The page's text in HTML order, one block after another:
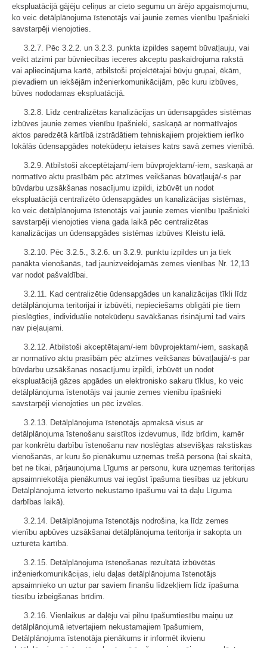
ekspluatācijā gājēju celiņus ar cieto segumu un ārējo apgaismojumu,
ko veic detālplānojuma īstenotājs vai jaunie zemes vienību īpašnieki
savstarpēji vienojoties.
3.2.7. Pēc 3.2.2. un 3.2.3. punkta izpildes saņemt būvatļauju, vai
veikt atzīmi par būvniecības ieceres akceptu paskaidrojuma rakstā
vai apliecinājuma kartē, atbilstoši projektētajai būvju grupai, ēkām,
pievadiem un iekšējām inženierkomunikācijām, pēc kuru izbūves,
būves nododamas ekspluatācijā.
3.2.8. Līdz centralizētas kanalizācijas un ūdensapgādes sistēmas
izbūves jaunie zemes vienību īpašnieki, saskaņā ar normatīvajos
aktos paredzētā kārtībā izstrādātiem tehniskajiem projektiem ierīko
lokālās ūdensapgādes notekūdeņu ietaises katrs savā zemes vienībā.
3.2.9. Atbilstoši akceptētajam/-iem būvprojektam/-iem, saskaņā ar
normatīvo aktu prasībām pēc atzīmes veikšanas būvatļaujā/-s par
būvdarbu uzsākšanas nosacījumu izpildi, izbūvēt un nodot
ekspluatācijā centralizēto ūdensapgādes un kanalizācijas sistēmas,
ko veic detālplānojuma īstenotājs vai jaunie zemes vienību īpašnieki
savstarpēji vienojoties viena gada laikā pēc centralizētas
kanalizācijas un ūdensapgādes sistēmas izbūves Kleistu ielā.
3.2.10. Pēc 3.2.5., 3.2.6. un 3.2.9. punktu izpildes un ja tiek
panākta vienošanās, tad jaunizveidojamās zemes vienības Nr. 12,13
var nodot pašvaldībai.
3.2.11. Kad centralizētie ūdensapgādes un kanalizācijas tīkli līdz
detālplānojuma teritorijai ir izbūvēti, nepieciešams obligāti pie tiem
pieslēgties, individuālie notekūdeņu savākšanas risinājumi tad vairs
nav pieļaujami.
3.2.12. Atbilstoši akceptētajam/-iem būvprojektam/-iem, saskaņā
ar normatīvo aktu prasībām pēc atzīmes veikšanas būvatļaujā/-s par
būvdarbu uzsākšanas nosacījumu izpildi, izbūvēt un nodot
ekspluatācijā gāzes apgādes un elektronisko sakaru tīklus, ko veic
detālplānojuma īstenotājs vai jaunie zemes vienību īpašnieki
savstarpēji vienojoties un pēc izvēles.
3.2.13. Detālplānojuma īstenotājs apmaksā visus ar
detālplānojuma īstenošanu saistītos izdevumus, līdz brīdim, kamēr
par konkrētu darbību īstenošanu nav noslēgtas atsevišķas rakstiskas
vienošanās, ar kuru šo pienākumu uzņemas trešā persona (tai skaitā,
bet ne tikai, pārjaunojuma Līgums ar personu, kura uzņemas teritorijas
apsaimniekotāja pienākumus vai iegūst īpašuma tiesības uz jebkuru
Detālplānojumā ietverto nekustamo īpašumu vai tā daļu Līguma
darbības laikā).
3.2.14. Detālplānojuma īstenotājs nodrošina, ka līdz zemes
vienību apbūves uzsākšanai detālplānojuma teritorija ir sakopta un
uzturēta kārtībā.
3.2.15. Detālplānojuma īstenošanas rezultātā izbūvētās
inženierkomunikācijas, ielu daļas detālplānojuma īstenotājs
apsaimnieko un uztur par saviem finanšu līdzekļiem līdz īpašuma
tiesību izbeigšanas brīdim.
3.2.16. Vienlaikus ar daļēju vai pilnu īpašumtiesību maiņu uz
detālplānojumā ietvertajiem nekustamajiem īpašumiem,
Detālplānojuma īstenotāja pienākums ir informēt ikvienu